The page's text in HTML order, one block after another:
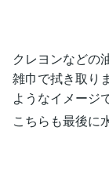
クレヨンなどの
雑巾で拭き取り
ようなイメージ
こちらも最後に